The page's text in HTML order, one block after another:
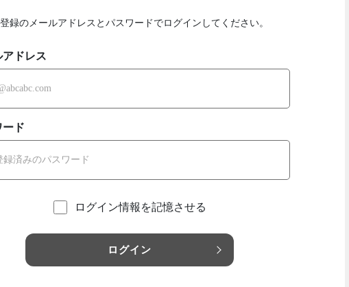
録のメールアドレスとパスワードでログインしてください。
アドレス
ード
ログイン情報を記憶させる
ログイン